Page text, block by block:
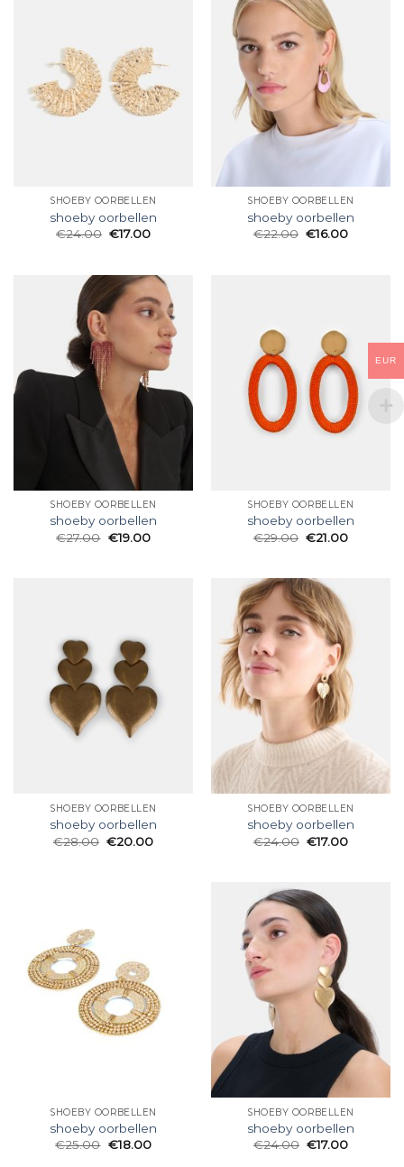
SHOEBY OORBELLEN
shoeby oorbellen
€24.00 €17.00
SHOEBY OORBELLEN
shoeby oorbellen
€22.00 €16.00
SHOEBY OORBELLEN
shoeby oorbellen
€27.00 €19.00
SHOEBY OORBELLEN
shoeby oorbellen
€29.00 €21.00
SHOEBY OORBELLEN
shoeby oorbellen
€28.00 €20.00
SHOEBY OORBELLEN
shoeby oorbellen
€24.00 €17.00
SHOEBY OORBELLEN
shoeby oorbellen
€25.00 €18.00
SHOEBY OORBELLEN
shoeby oorbellen
€24.00 €17.00
EUR